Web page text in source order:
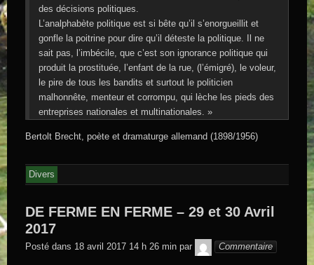
des décisions politiques.
L’analphabète politique est si bête qu’il s’enorgueillit et
gonfle la poitrine pour dire qu’il déteste la politique. Il ne
sait pas, l’imbécile, que c’est son ignorance politique qui
produit la prostituée, l’enfant de la rue, (l’émigré), le voleur,
le pire de tous les bandits et surtout le politicien
malhonnête, menteur et corrompu, qui lèche les pieds des
entreprises nationales et multinationales. »
Bertolt Brecht, poète et dramaturge allemand (1898/1956)
Divers
DE FERME EN FERME – 29 et 30 Avril
2017
Posté dans 18 avril 2017 14 h 26 min par
GEGE DE
SAINTAND
Commentaire